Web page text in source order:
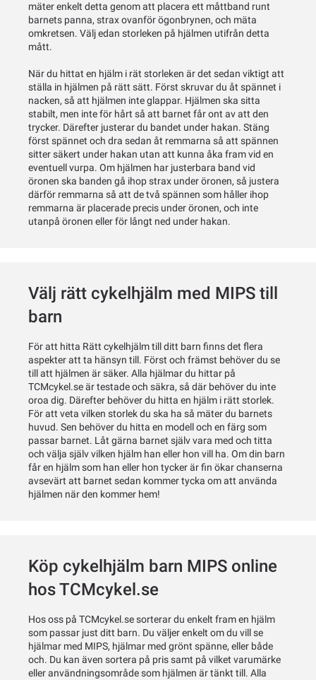
mäter enkelt detta genom att placera ett måttband runt
barnets panna, strax ovanför ögonbrynen, och mäta
omkretsen. Välj edan storleken på hjälmen utifrån detta
mått.
När du hittat en hjälm i rät storleken är det sedan viktigt att
ställa in hjälmen på rätt sätt. Först skruvar du åt spännet i
nacken, så att hjälmen inte glappar. Hjälmen ska sitta
stabilt, men inte för hårt så att barnet får ont av att den
trycker. Därefter justerar du bandet under hakan. Stäng
först spännet och dra sedan åt remmarna så att spännen
sitter säkert under hakan utan att kunna åka fram vid en
eventuell vurpa. Om hjälmen har justerbara band vid
öronen ska banden gå ihop strax under öronen, så justera
därför remmarna så att de två spännen som håller ihop
remmarna är placerade precis under öronen, och inte
utanpå öronen eller för långt ned under hakan.
Välj rätt cykelhjälm med MIPS till
barn
För att hitta Rätt cykelhjälm till ditt barn finns det flera
aspekter att ta hänsyn till. Först och främst behöver du se
till att hjälmen är säker. Alla hjälmar du hittar på
TCMcykel.se är testade och säkra, så där behöver du inte
oroa dig. Därefter behöver du hitta en hjälm i rätt storlek.
För att veta vilken storlek du ska ha så mäter du barnets
huvud. Sen behöver du hitta en modell och en färg som
passar barnet. Låt gärna barnet själv vara med och titta
och välja själv vilken hjälm han eller hon vill ha. Om din barn
får en hjälm som han eller hon tycker är fin ökar chanserna
avsevärt att barnet sedan kommer tycka om att använda
hjälmen när den kommer hem!
Köp cykelhjälm barn MIPS online
hos TCMcykel.se
Hos oss på TCMcykel.se sorterar du enkelt fram en hjälm
som passar just ditt barn. Du väljer enkelt om du vill se
hjälmar med MIPS, hjälmar med grönt spänne, eller både
och. Du kan även sortera på pris samt på vilket varumärke
eller användningsområde som hjälmen är tänkt till. Alla